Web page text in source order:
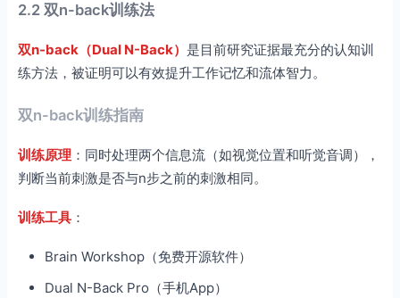
2.2 双n-back训练法
双n-back（Dual N-Back） 是目前研究证据最充分的认知训
练方法，被证明可以有效提升工作记忆和流体智力。
双n-back训练指南
训练原理 ：同时处理两个信息流（如视觉位置和听觉音调），
判断当前刺激是否与n步之前的刺激相同。
训练工具 ：
Brain Workshop（免费开源软件）
Dual N-Back Pro（手机App）